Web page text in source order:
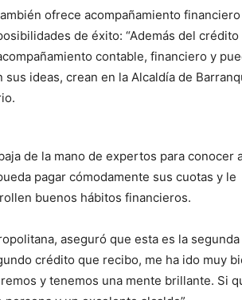
ofrece acompañamiento financiero
de éxito: “Además del crédito
contable, financiero y
ideas, crean en la Alcaldía de
de la mano de expertos para conocer
pagar cómodamente sus cuotas y le
buenos hábitos financieros.
aseguró que esta es la
crédito que recibo, me ha ido muy
y tenemos una mente brillante. Si